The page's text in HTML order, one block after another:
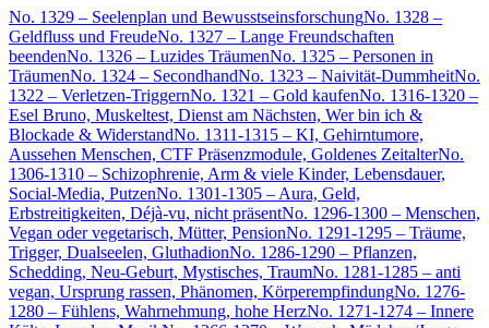
No. 1329 – Seelenplan und BewusstseinsforschungNo. 1328 –
Geldfluss und FreudeNo. 1327 – Lange Freundschaften
beendenNo. 1326 – Luzides TräumenNo. 1325 – Personen in
TräumenNo. 1324 – SecondhandNo. 1323 – Naivität-DummheitNo.
1322 – Verletzen-TriggernNo. 1321 – Gold kaufenNo. 1316-1320 –
Esel Bruno, Muskeltest, Dienst am Nächsten, Wer bin ich &
Blockade & WiderstandNo. 1311-1315 – KI, Gehirntumore,
Aussehen Menschen, CTF Präsenzmodule, Goldenes ZeitalterNo.
1306-1310 – Schizophrenie, Arm & viele Kinder, Lebensdauer,
Social-Media, PutzenNo. 1301-1305 – Aura, Geld,
Erbstreitigkeiten, Déjà-vu, nicht präsentNo. 1296-1300 – Menschen,
Vegan oder vegetarisch, Mütter, PensionNo. 1291-1295 – Träume,
Trigger, Dualseelen, GluthadionNo. 1286-1290 – Pflanzen,
Schedding, Neu-Geburt, Mystisches, TraumNo. 1281-1285 – anti
vegan, Ursprung rassen, Phänomen, KörperempfindungNo. 1276-
1280 – Fühlens, Wahrnehmung, hohe HerzNo. 1271-1274 – Innere